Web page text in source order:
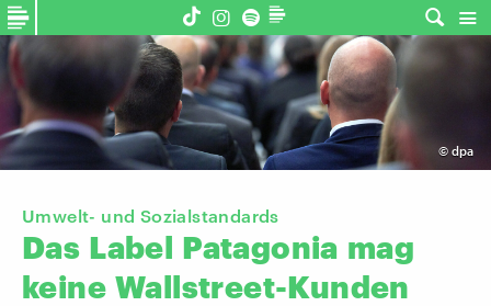
© dpa
Umwelt- und Sozialstandards
Das Label Patagonia mag
keine Wallstreet-Kunden